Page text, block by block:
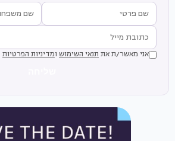
אני מאשר/ת את תנאי השימוש ומדיניות הפרטיות